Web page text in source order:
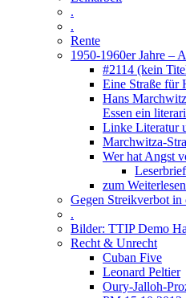
.
.
Rente
1950-1960er Jahre –
#2114 (kein
Eine Straße für
Hans
Essen ein
Linke Literatur
Marchwitza-
Wer hat Angst
zum Weiterlesen
Gegen Streikverbot in
.
Bilder: TTIP Demo
Recht & Unrecht
Cuban Five
Leonard Peltier
Oury-Jalloh-